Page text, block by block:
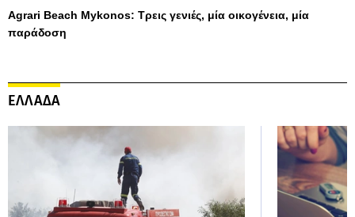
Agrari Beach Mykonos: Τρεις γενιές, μία οικογένεια, μία
παράδοση
ΕΛΛΑΔΑ